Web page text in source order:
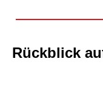
Rückblick